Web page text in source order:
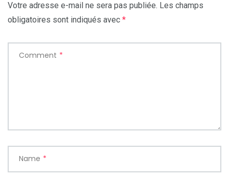
Votre adresse e-mail ne sera pas publiée. Les champs
obligatoires sont indiqués avec *
Comment *
Name *